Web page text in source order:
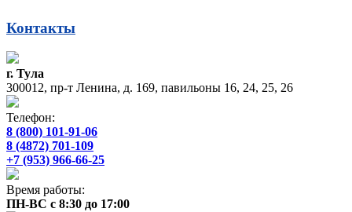
Контакты
г. Тула
300012, пр-т Ленина, д. 169, павильоны 16, 24, 25, 26
Телефон:
8 (800) 101-91-06
8 (4872) 701-109
+7 (953) 966-66-25
Время работы:
ПН-ВС с 8:30 до 17:00